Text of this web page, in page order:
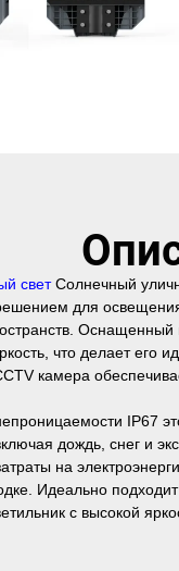
светСолнечный
для
Оснащенный
что делает его
камера
IP67
дождь, снег и
на
Идеально
с высокой